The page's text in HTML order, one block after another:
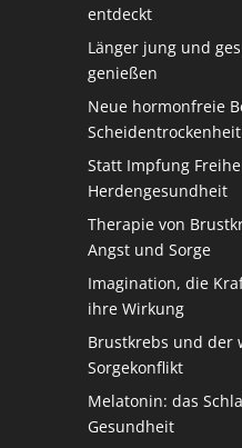
entdeckt
Länger jung und
genießen
Neue hormonfreie
Scheidentrockenheit
Statt Impfung
Herdengesundheit
Therapie von
Angst und Sorge
Imagination, die
ihre Wirkung
Brustkrebs und der
Sorgekonflikt
Melatonin: das
Gesundheit